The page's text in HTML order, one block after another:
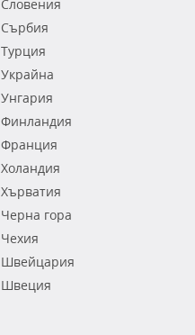
Словения
Сърбия
Турция
Украйна
Унгария
Финландия
Франция
Холандия
Хърватия
Черна гора
Чехия
Швейцария
Швеция